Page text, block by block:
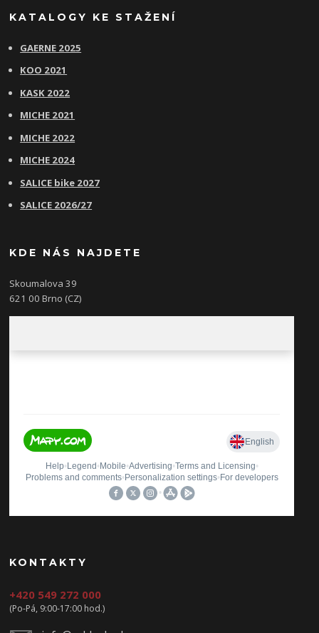
KATALOGY KE STAŽENÍ
GAERNE 2025
KOO 2021
KASK 2022
MICHE 2021
MICHE 2022
MICHE 2024
SALICE bike 2027
SALICE 2026/27
KDE NÁS NAJDETE
Skoumalova 39
621 00 Brno (CZ)
KONTAKTY
+420 549 272 000
(Po-Pá, 9:00-17:00 hod.)